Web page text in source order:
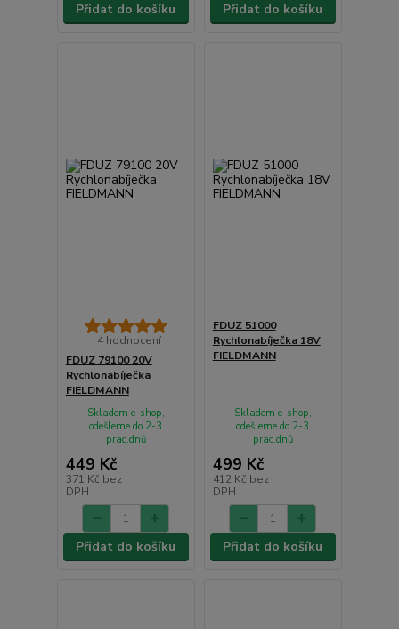
Přidat do košíku Přidat do košíku
4 hodnocení
FDUZ 79100 20V
Rychlonabíječka
FIELDMANN
449 Kč
371 Kč bez
DPH
Skladem e-shop,
odešleme do 2-3
prac.dnů
Přidat do košíku
FDUZ 51000
Rychlonabíječka 18V
FIELDMANN
499 Kč
412 Kč bez
DPH
Skladem e-shop,
odešleme do 2-3
prac.dnů
Přidat do košíku